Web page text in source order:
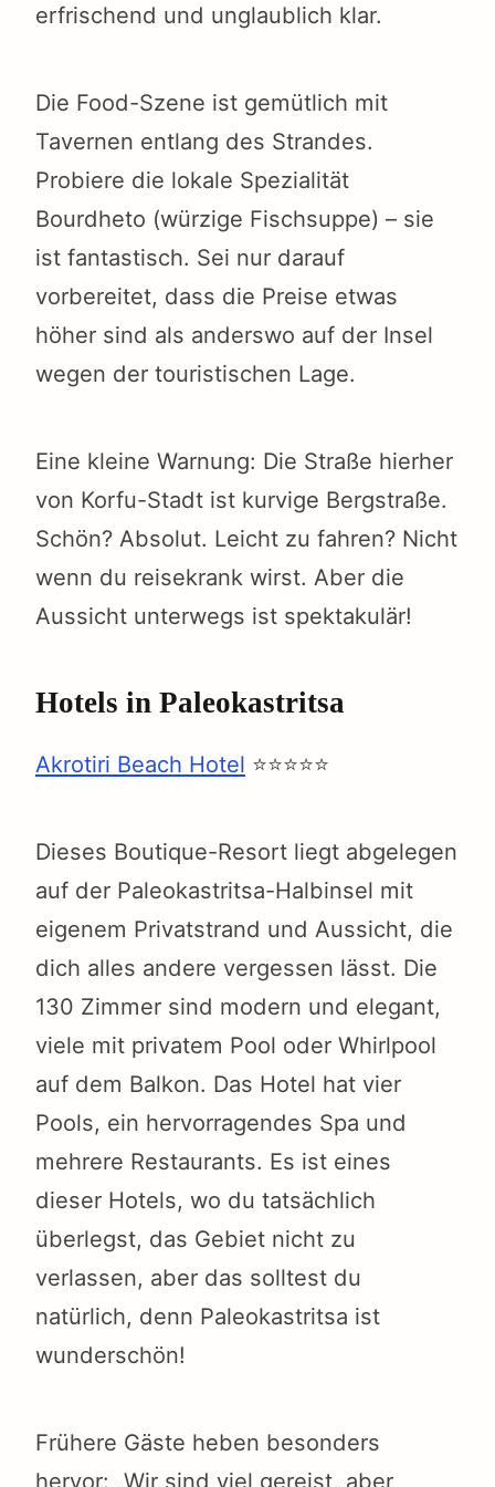
erfrischend und unglaublich klar.
Die Food-Szene ist gemütlich mit
Tavernen entlang des Strandes.
Probiere die lokale Spezialität
Bourdheto (würzige Fischsuppe) – sie
ist fantastisch. Sei nur darauf
vorbereitet, dass die Preise etwas
höher sind als anderswo auf der Insel
wegen der touristischen Lage.
Eine kleine Warnung: Die Straße hierher
von Korfu-Stadt ist kurvige Bergstraße.
Schön? Absolut. Leicht zu fahren? Nicht
wenn du reisekrank wirst. Aber die
Aussicht unterwegs ist spektakulär!
Hotels in Paleokastritsa
Akrotiri Beach Hotel ⭐⭐⭐⭐⭐
Dieses Boutique-Resort liegt abgelegen
auf der Paleokastritsa-Halbinsel mit
eigenem Privatstrand und Aussicht, die
dich alles andere vergessen lässt. Die
130 Zimmer sind modern und elegant,
viele mit privatem Pool oder Whirlpool
auf dem Balkon. Das Hotel hat vier
Pools, ein hervorragendes Spa und
mehrere Restaurants. Es ist eines
dieser Hotels, wo du tatsächlich
überlegst, das Gebiet nicht zu
verlassen, aber das solltest du
natürlich, denn Paleokastritsa ist
wunderschön!
Frühere Gäste heben besonders
hervor: „Wir sind viel gereist, aber